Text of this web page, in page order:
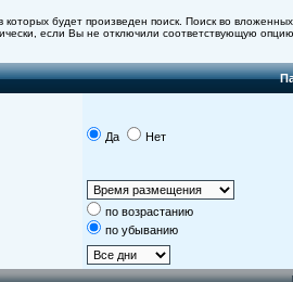
будет произведен поиск. Поиск во вложенных
если Вы не отключили соответствующую
Да Нет
по возрастанию
по убыванию